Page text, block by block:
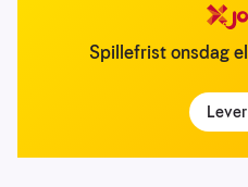
Spillefrist onsdag